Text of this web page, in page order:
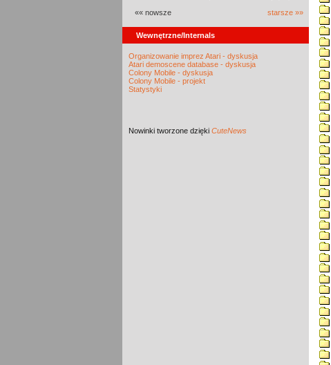
«« nowsze starsze »»
Wewnętrzne/Internals
Organizowanie imprez Atari - dyskusja
Atari demoscene database - dyskusja
Colony Mobile - dyskusja
Colony Mobile - projekt
Statystyki
Nowinki tworzone dzięki CuteNews